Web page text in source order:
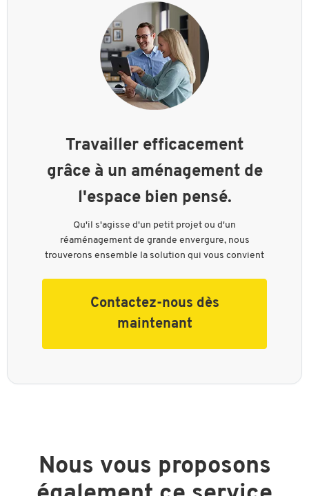
Travailler efficacement
grâce à un aménagement de
l'espace bien pensé.
Qu'il s'agisse d'un petit projet ou d'un
réaménagement de grande envergure, nous
trouverons ensemble la solution qui vous convient
Contactez-nous dès
maintenant
Nous vous proposons